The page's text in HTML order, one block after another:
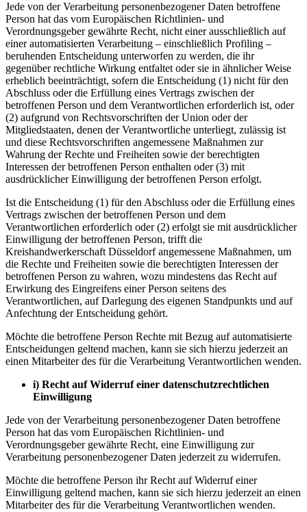
Jede von der Verarbeitung personenbezogener Daten betroffene
Person hat das vom Europäischen Richtlinien- und
Verordnungsgeber gewährte Recht, nicht einer ausschließlich auf
einer automatisierten Verarbeitung – einschließlich Profiling –
beruhenden Entscheidung unterworfen zu werden, die ihr
gegenüber rechtliche Wirkung entfaltet oder sie in ähnlicher Weise
erheblich beeinträchtigt, sofern die Entscheidung (1) nicht für den
Abschluss oder die Erfüllung eines Vertrags zwischen der
betroffenen Person und dem Verantwortlichen erforderlich ist, oder
(2) aufgrund von Rechtsvorschriften der Union oder der
Mitgliedstaaten, denen der Verantwortliche unterliegt, zulässig ist
und diese Rechtsvorschriften angemessene Maßnahmen zur
Wahrung der Rechte und Freiheiten sowie der berechtigten
Interessen der betroffenen Person enthalten oder (3) mit
ausdrücklicher Einwilligung der betroffenen Person erfolgt.
Ist die Entscheidung (1) für den Abschluss oder die Erfüllung eines
Vertrags zwischen der betroffenen Person und dem
Verantwortlichen erforderlich oder (2) erfolgt sie mit ausdrücklicher
Einwilligung der betroffenen Person, trifft die
Kreishandwerkerschaft Düsseldorf angemessene Maßnahmen, um
die Rechte und Freiheiten sowie die berechtigten Interessen der
betroffenen Person zu wahren, wozu mindestens das Recht auf
Erwirkung des Eingreifens einer Person seitens des
Verantwortlichen, auf Darlegung des eigenen Standpunkts und auf
Anfechtung der Entscheidung gehört.
Möchte die betroffene Person Rechte mit Bezug auf automatisierte
Entscheidungen geltend machen, kann sie sich hierzu jederzeit an
einen Mitarbeiter des für die Verarbeitung Verantwortlichen wenden.
i) Recht auf Widerruf einer datenschutzrechtlichen
Einwilligung
Jede von der Verarbeitung personenbezogener Daten betroffene
Person hat das vom Europäischen Richtlinien- und
Verordnungsgeber gewährte Recht, eine Einwilligung zur
Verarbeitung personenbezogener Daten jederzeit zu widerrufen.
Möchte die betroffene Person ihr Recht auf Widerruf einer
Einwilligung geltend machen, kann sie sich hierzu jederzeit an einen
Mitarbeiter des für die Verarbeitung Verantwortlichen wenden.